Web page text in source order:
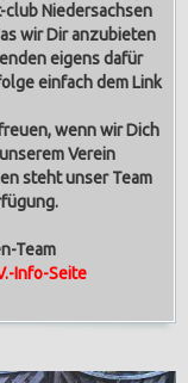
club Niedersachsen
wir Dir anzubieten
eigens dafür
einfach dem Link
wenn wir Dich
Verein
steht unser Team
Team
Info-Seite